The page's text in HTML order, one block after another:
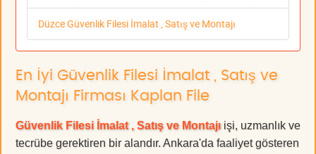
Düzce Güvenlik Filesi İmalat , Satış ve Montajı
En İyi Güvenlik Filesi İmalat , Satış ve
Montajı Firması Kaplan File
Güvenlik Filesi İmalat , Satış ve Montajıişi, uzmanlık ve
tecrübe gerektiren bir alandır. Ankara'da faaliyet gösteren